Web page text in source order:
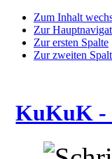
Zum Inhalt
Zur
Zur ersten Spalte
Zur zweiten
KuKuK -